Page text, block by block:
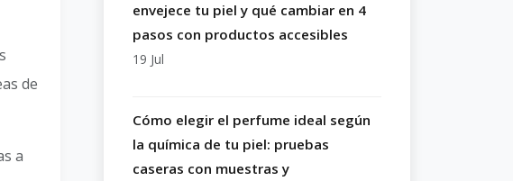
de
a
envejece tu piel y qué cambiar en 4
pasos con productos accesibles
19 Jul
Cómo elegir el perfume ideal según
la química de tu piel: pruebas
caseras con muestras y